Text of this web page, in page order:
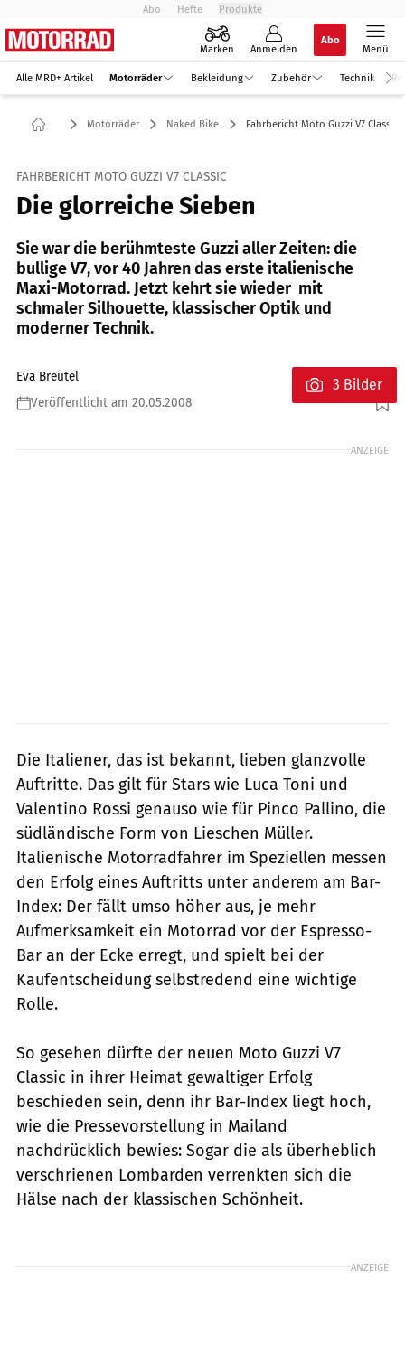
Abo Hefte Produkte
Marken Anmelden
Abo
Menü
Alle MRD+ Artikel Motorräder Bekleidung Zubehör Technik
Motorräder Naked Bike Fahrbericht Moto Guzzi V7 Classic
FAHRBERICHT MOTO GUZZI V7 CLASSIC
Die glorreiche Sieben
Sie war die berühmteste Guzzi aller Zeiten: die
bullige V7, vor 40 Jahren das erste italienische
Maxi-Motorrad. Jetzt kehrt sie wieder  mit
schmaler Silhouette, klassischer Optik und
moderner Technik.
Eva Breutel
Veröffentlicht am 20.05.2008
Foto: Moto Guzzi
3 Bilder
ANZEIGE
Die Italiener, das ist bekannt, lieben glanzvolle
Auftritte. Das gilt für Stars wie Luca Toni und
Valentino Rossi genauso wie für Pinco Pallino, die
südländische Form von Lieschen Müller.
Italienische Motorradfahrer im Speziellen messen
den Erfolg eines Auftritts unter anderem am Bar-
Index: Der fällt umso höher aus, je mehr
Aufmerksamkeit ein Motorrad vor der Espresso-
Bar an der Ecke erregt, und spielt bei der
Kaufentscheidung selbstredend eine wichtige
Rolle.
So gesehen dürfte der neuen Moto Guzzi V7
Classic in ihrer Heimat gewaltiger Erfolg
beschieden sein, denn ihr Bar-Index liegt hoch,
wie die Pressevorstellung in Mailand
nachdrücklich bewies: Sogar die als überheblich
verschrienen Lombarden verrenkten sich die
Hälse nach der klassischen Schönheit.
ANZEIGE